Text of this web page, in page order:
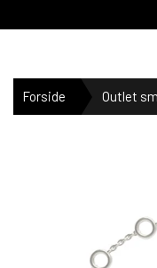
Forside Outlet